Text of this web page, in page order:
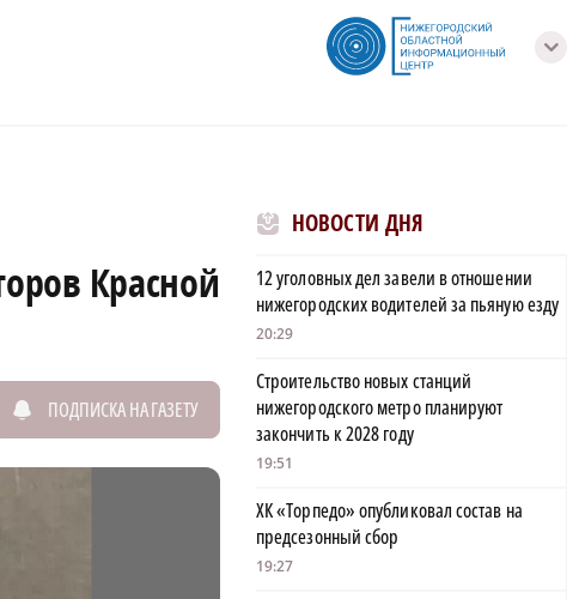
с
Красной
ПОДПИСКА НА ГАЗЕТУ
НОВОСТИ ДНЯ
12 уголовных дел завели в отношении
нижегородских водителей за пьяную езду
20:29
Строительство новых станций
нижегородского метро планируют
закончить к 2028 году
19:51
ХК «Торпедо» опубликовал состав на
предсезонный сбор
19:27